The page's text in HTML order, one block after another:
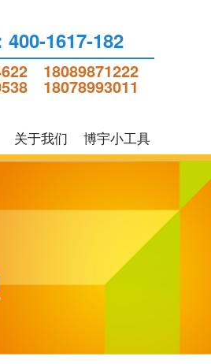
400-1617-182
18089871222
18078993011
关于我们 博宇小工具